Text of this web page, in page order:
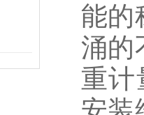
能的
涌的
重计